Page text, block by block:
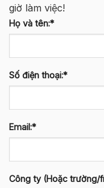
giờ làm việc!
Họ và tên:*
Số điện thoại:*
Email:*
Công ty (Hoặc trường/